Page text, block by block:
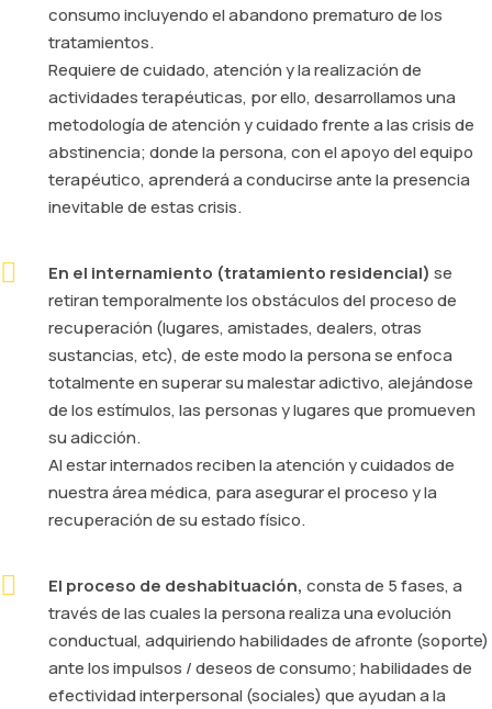
consumo incluyendo el abandono prematuro de los
tratamientos.
Requiere de cuidado, atención y la realización de
actividades terapéuticas, por ello, desarrollamos una
metodología de atención y cuidado frente a las crisis de
abstinencia; donde la persona, con el apoyo del equipo
terapéutico, aprenderá a conducirse ante la presencia
inevitable de estas crisis.
En el internamiento (tratamiento residencial) se
retiran temporalmente los obstáculos del proceso de
recuperación (lugares, amistades, dealers, otras
sustancias, etc), de este modo la persona se enfoca
totalmente en superar su malestar adictivo, alejándose
de los estímulos, las personas y lugares que promueven
su adicción.
Al estar internados reciben la atención y cuidados de
nuestra área médica, para asegurar el proceso y la
recuperación de su estado físico.
El proceso de deshabituación, consta de 5 fases, a
través de las cuales la persona realiza una evolución
conductual, adquiriendo habilidades de afronte (soporte)
ante los impulsos / deseos de consumo; habilidades de
efectividad interpersonal (sociales) que ayudan a la